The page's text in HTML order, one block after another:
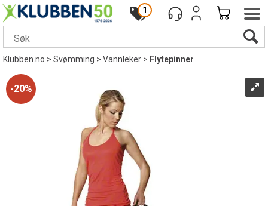
1
Klubben.no>Svømming>Vannleker> Flytepinner
20%